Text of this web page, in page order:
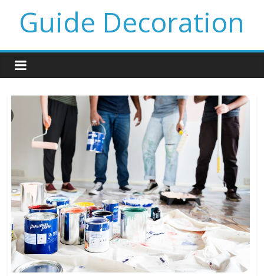
Guide Decoration